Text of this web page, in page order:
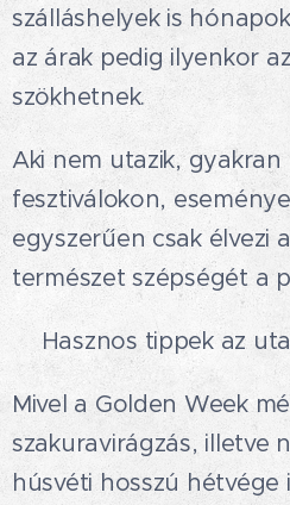
szálláshelyek is
az árak pedig ilyenkor
szökhetnek.
Aki nem utazik, gyakran
fesztiválokon,
egyszerűen csak élvezi
természet szépségét a
💛Hasznos tippek az
Mivel a Golden Week
szakuravirágzás, illetve
húsvéti hosszú hétvége